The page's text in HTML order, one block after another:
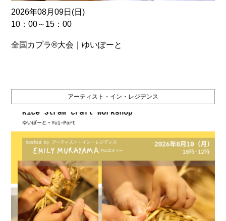
2026年08月09日(日)
10：00～15：00
全国カプラ®大会｜ゆいぽーと
アーティスト・イン・レジデンス